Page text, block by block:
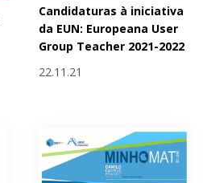
Candidaturas à iniciativa
da EUN: Europeana User
Group Teacher 2021-2022
22.11.21